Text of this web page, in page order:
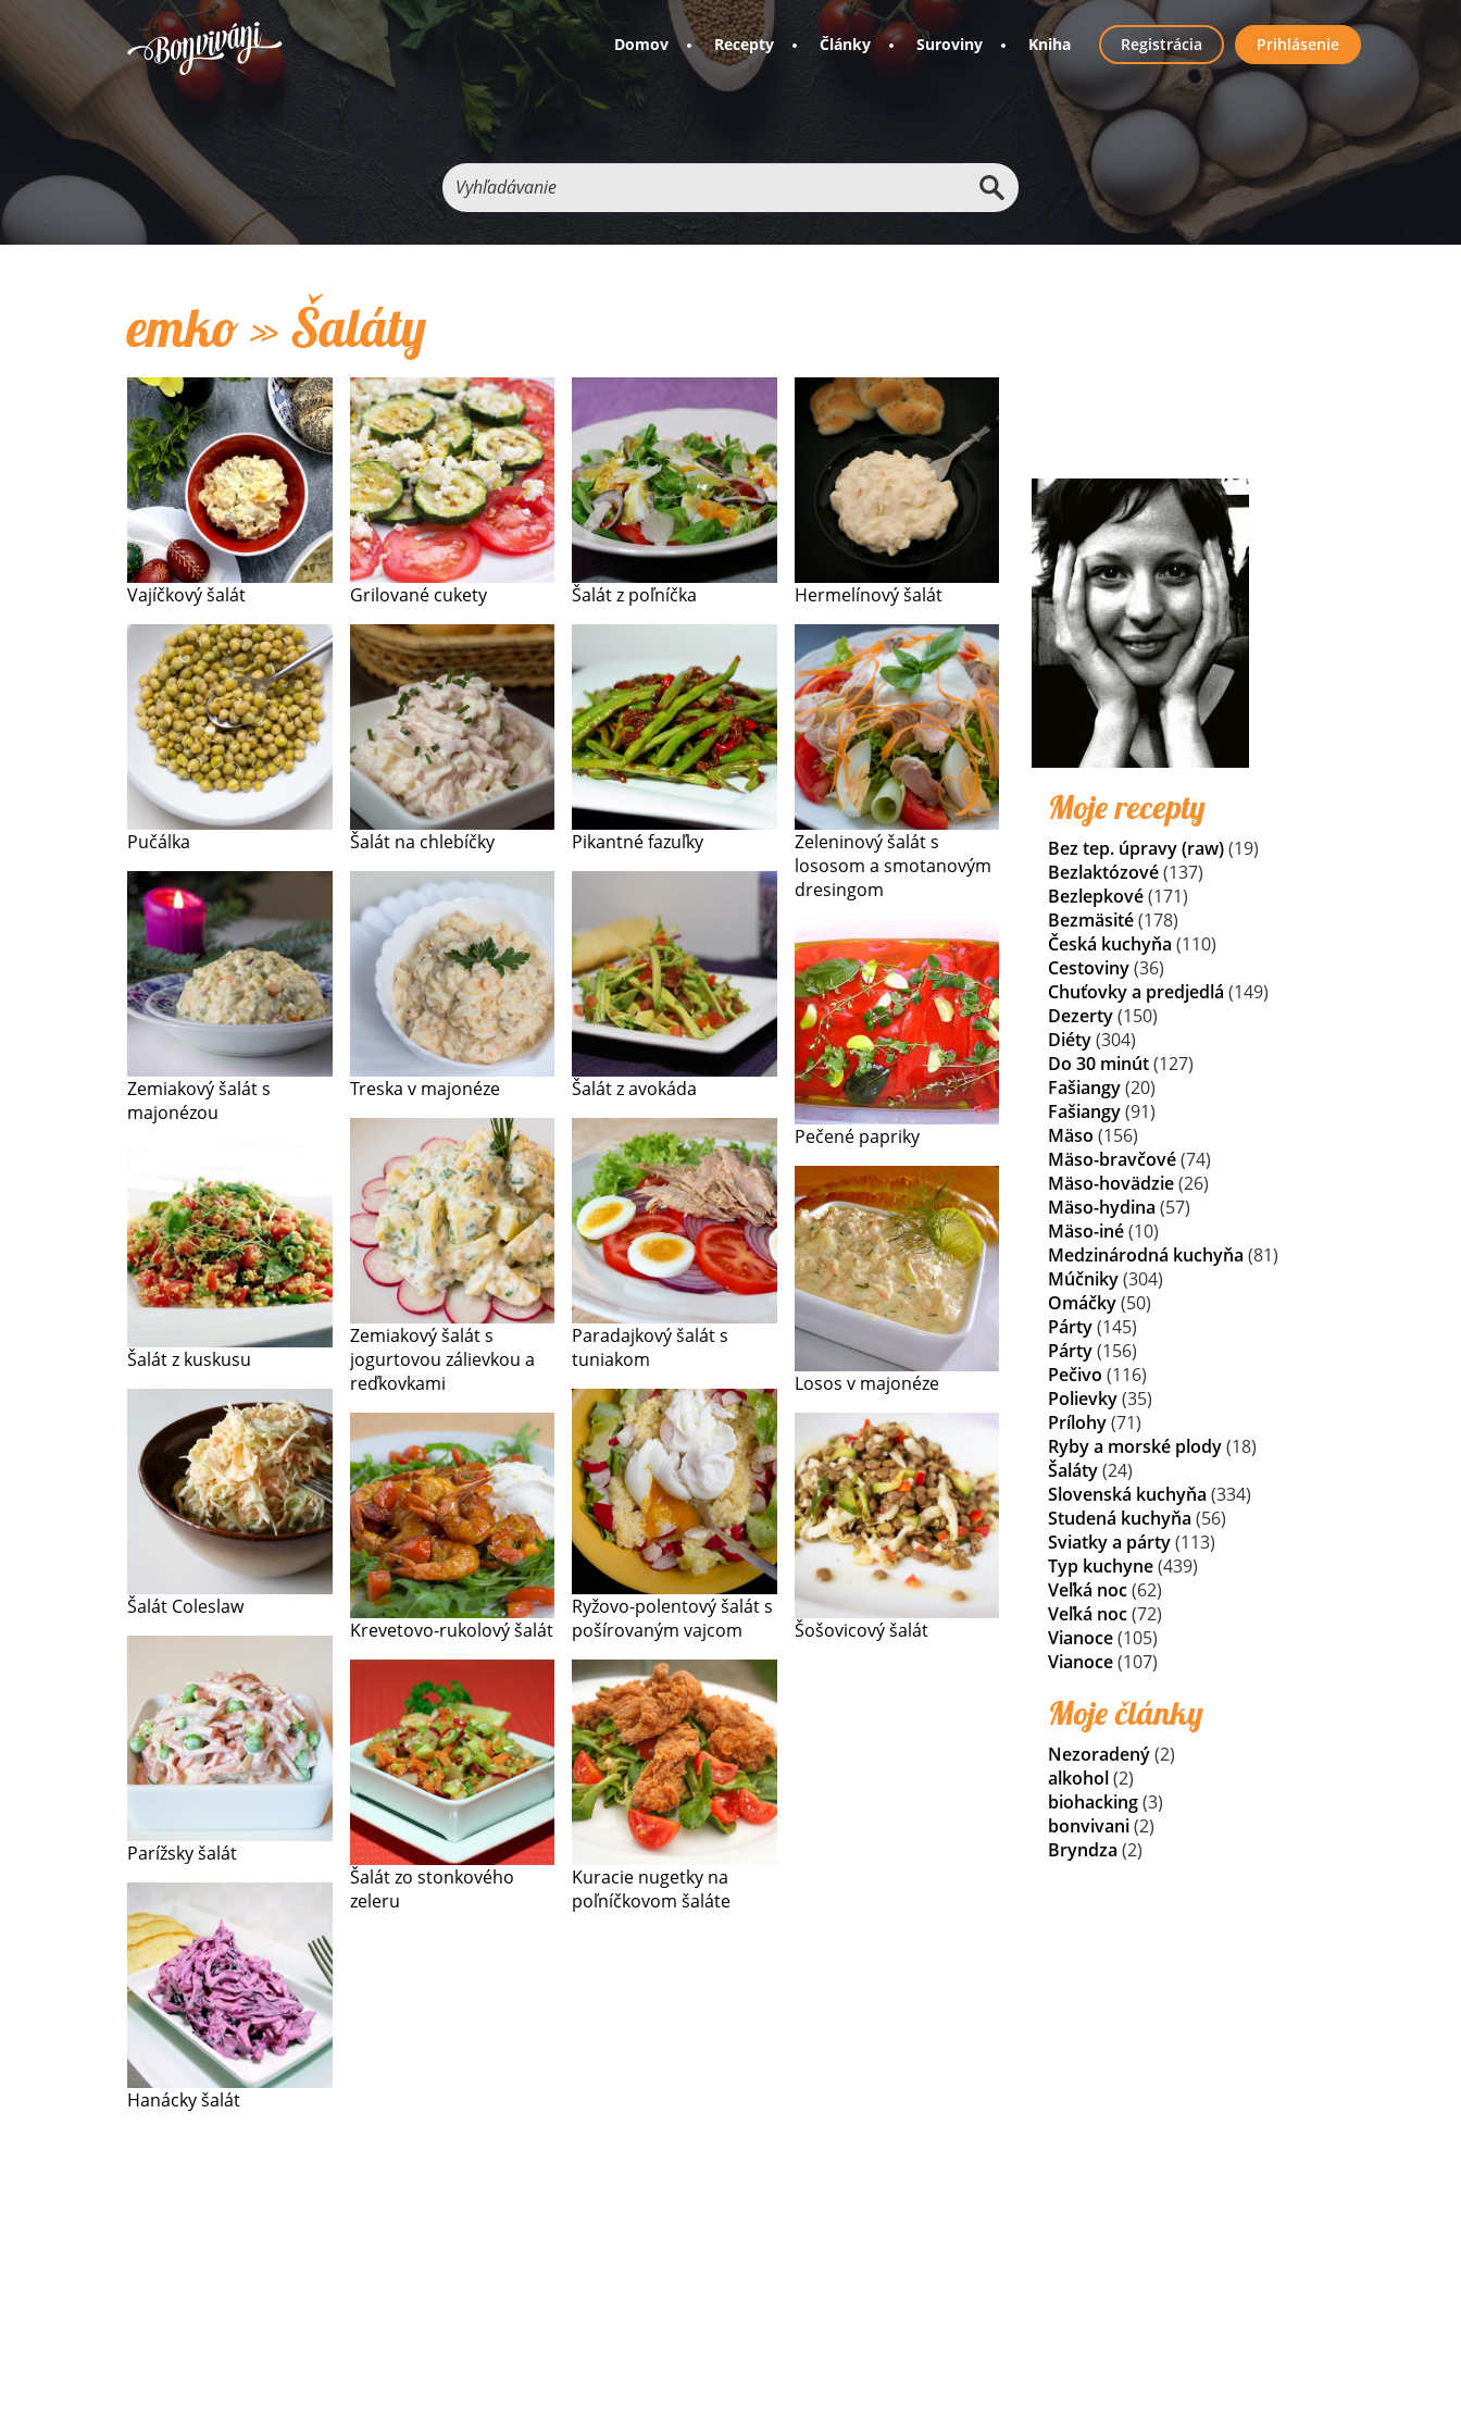
Domov Recepty Články Suroviny Kniha
User
account
menu
Registrácia Prihlásenie
Vyhľadávanie
emko » Šaláty
Vajíčkový šalát
Pučálka
Zemiakový šalát s
majonézou
Šalát z kuskusu
Šalát Coleslaw
Parížsky šalát
Hanácky šalát
Grilované cukety
Šalát na chlebíčky
Treska v majonéze
Zemiakový šalát s
jogurtovou zálievkou a
reďkovkami
Krevetovo-rukolový šalát
Šalát zo stonkového
zeleru
Šalát z poľníčka
Pikantné fazuľky
Šalát z avokáda
Paradajkový šalát s
tuniakom
Ryžovo-polentový šalát s
pošírovaným vajcom
Kuracie nugetky na
poľníčkovom šaláte
Hermelínový šalát
Zeleninový šalát s
lososom a smotanovým
dresingom
Pečené papriky
Losos v majonéze
Šošovicový šalát
Moje recepty
Bez tep. úpravy (raw)(19)
Bezlaktózové(137)
Bezlepkové(171)
Bezmäsité(178)
Česká kuchyňa (110)
Cestoviny(36)
Chuťovky a predjedlá (149)
Dezerty(150)
Diéty(304)
Do 30 minút(127)
Fašiangy(20)
Fašiangy(91)
Mäso (156)
Mäso-bravčové(74)
Mäso-hovädzie(26)
Mäso-hydina (57)
Mäso-iné(10)
Medzinárodná kuchyňa (81)
Múčniky(304)
Omáčky(50)
Párty(145)
Párty(156)
Pečivo (116)
Polievky(35)
Prílohy(71)
Ryby a morské plody(18)
Šaláty(24)
Slovenská kuchyňa (334)
Studená kuchyňa (56)
Sviatky a párty(113)
Typ kuchyne(439)
Veľká noc(62)
Veľká noc(72)
Vianoce(105)
Vianoce(107)
Moje články
Nezoradený(2)
alkohol(2)
biohacking(3)
bonvivani(2)
Bryndza (2)